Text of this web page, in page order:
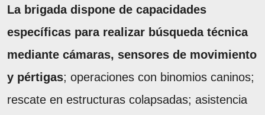
La brigada dispone de capacidades
específicas para realizar búsqueda técnica
mediante cámaras, sensores de movimiento
y pértigas; operaciones con binomios caninos;
rescate en estructuras colapsadas; asistencia